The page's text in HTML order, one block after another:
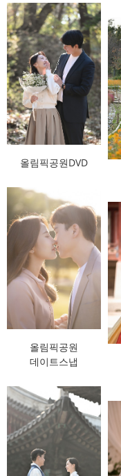
올림픽공원DVD
올림픽공원
데이트스냅